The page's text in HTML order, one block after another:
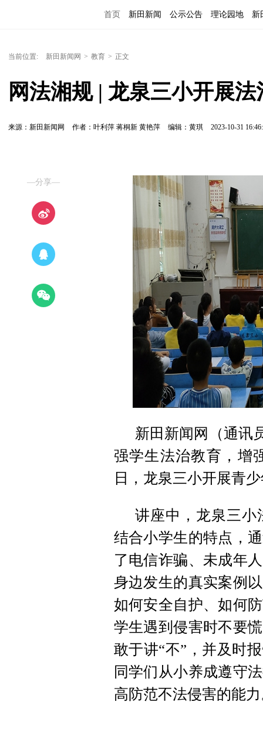
首页 新田新闻 公示公告 理论园地 新
当前位置: 新田新闻网 > 教育 > 正文
网法湘规 | 龙泉三小开展
来源：新田新闻网 作者：叶利萍 蒋桐新 黄艳萍 编辑：黄琪 2023-10-31
—分享—
新田新闻网（通讯
强学生法治教育，增
日，龙泉三小开展青
讲座中，龙泉三小
结合小学生的特点，
了电信诈骗、未成年
身边发生的真实案例
如何安全自护、如何
学生遇到侵害时不要
敢于讲“不” ，并及时
同学们从小养成遵守
高防范不法侵害的能